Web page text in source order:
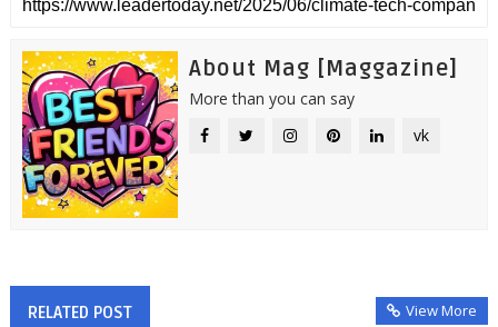
About Mag [Maggazine]
More than you can say
vk
RELATED POST View More